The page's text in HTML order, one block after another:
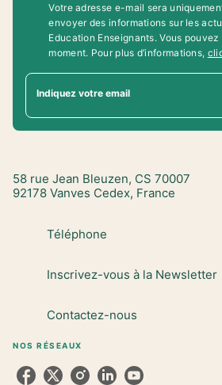
Votre adresse e-mail sera
envoyer des informations sur les
Education Enseignants. Vous
moment. Pour plus d’informations,
Indiquez votre email
58 rue Jean Bleuzen, CS 70007
92178 Vanves Cedex, France
Téléphone
Inscrivez-vous à la Newsletter
Contactez-nous
NOS RÉSEAUX